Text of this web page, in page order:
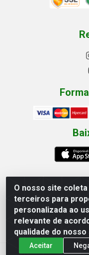
O nosso site
terceiros para
personalizada ao
relevante de
qualidade do
Aceitar
Eletrofarias
Chateaubriand, 2500 -
- CEP 58.410-